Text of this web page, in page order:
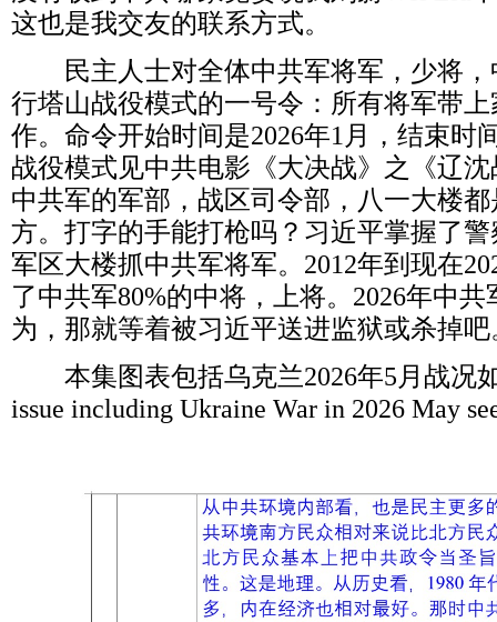
这也是我交友的联系方式。
民主人士对全体中共军将军，少将
行塔山战役模式的一号令：所有将军带
作。命令开始时间是2026年1 月，结束时
战役模式见中共电影《大决战》之《辽
中共军的军部，战区司令部，八一大楼
方。打字的手能打枪吗？习近平掌握了
军区大楼抓中共军将军。 2012年到现在
了中共军80%的中将，上将。 2026年中共
为，那就等着被习近平送进监狱或杀掉吧
本集图表包括乌克兰2026年5 月战况
issue including Ukraine War in 2026 May